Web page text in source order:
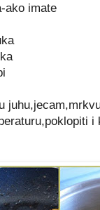
ako imate
i